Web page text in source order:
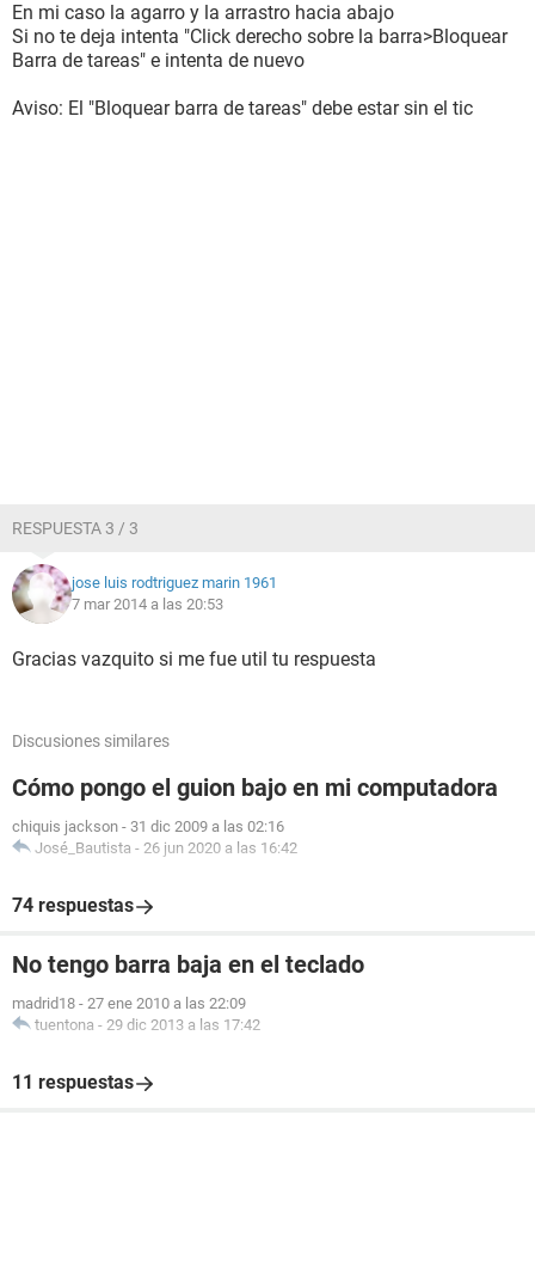
En mi caso la agarro y la arrastro hacia abajo
Si no te deja intenta "Click derecho sobre la barra>Bloquear
Barra de tareas" e intenta de nuevo
Aviso: El "Bloquear barra de tareas" debe estar sin el tic
RESPUESTA 3 / 3
jose luis rodtriguez marin 1961
7 mar 2014 a las 20:53
Gracias vazquito si me fue util tu respuesta
Discusiones similares
Cómo pongo el guion bajo en mi computadora
chiquis jackson - 31 dic 2009 a las 02:16
José_Bautista - 26 jun 2020 a las 16:42
74 respuestas
No tengo barra baja en el teclado
madrid18 - 27 ene 2010 a las 22:09
tuentona - 29 dic 2013 a las 17:42
11 respuestas